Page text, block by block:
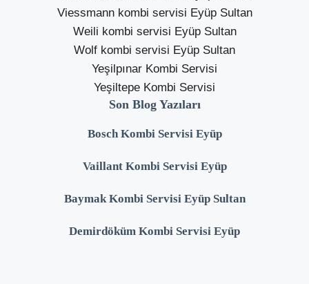
Viessmann kombi servisi Eyüp Sultan
Weili kombi servisi Eyüp Sultan
Wolf kombi servisi Eyüp Sultan
Yeşilpınar Kombi Servisi
Yeşiltepe Kombi Servisi
Son Blog Yazıları
Bosch Kombi Servisi Eyüp
Vaillant Kombi Servisi Eyüp
Baymak Kombi Servisi Eyüp Sultan
Demirdöküm Kombi Servisi Eyüp